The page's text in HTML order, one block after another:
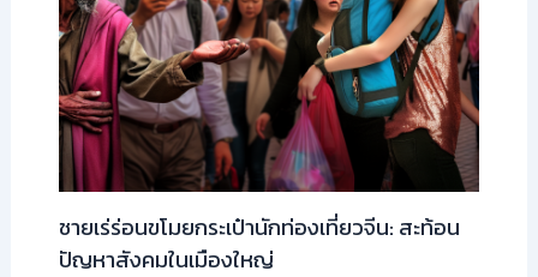
ชายเร่ร่อนขโมยกระเป๋านักท่องเที่ยวจีน: สะท้อน
ปัญหาสังคมในเมืองใหญ่